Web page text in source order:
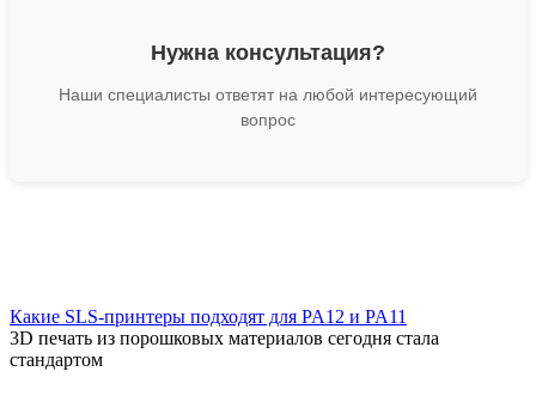
Нужна консультация?
Наши специалисты ответят на любой интересующий
вопрос
Какие SLS-принтеры подходят для PA12 и PA11
3D печать из порошковых материалов сегодня стала
стандартом